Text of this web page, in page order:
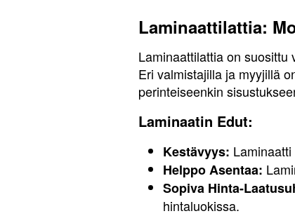
Laminaattilattia:
Laminaattilattia on
Eri valmistajilla ja myyjillä
perinteiseenkin
Laminaatin Edut:
Kestävyys:
Helppo Asentaa:
Sopiva Hinta-
hintaluokissa.